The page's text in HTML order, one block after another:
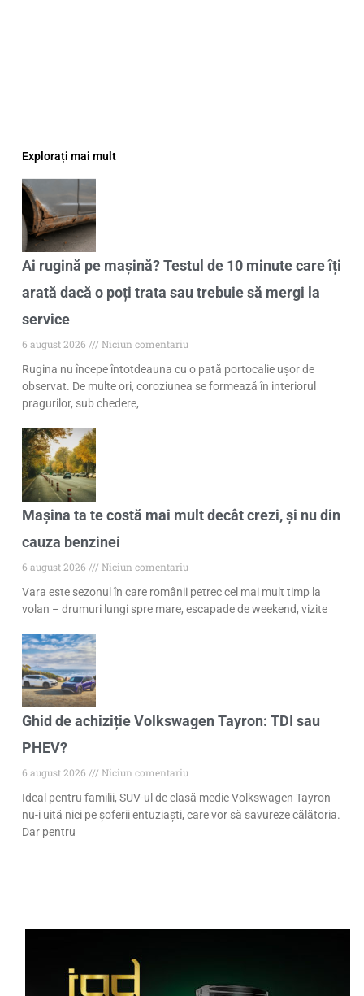
Explorați mai mult
Ai rugină pe mașină? Testul de 10 minute care îți
arată dacă o poți trata sau trebuie să mergi la
service
6 august 2026
Niciun comentariu
Rugina nu începe întotdeauna cu o pată portocalie ușor de
observat. De multe ori, coroziunea se formează în interiorul
pragurilor, sub chedere,
Mașina ta te costă mai mult decât crezi, și nu din
cauza benzinei
6 august 2026
Niciun comentariu
Vara este sezonul în care românii petrec cel mai mult timp la
volan – drumuri lungi spre mare, escapade de weekend, vizite
Ghid de achiziție Volkswagen Tayron: TDI sau
PHEV?
6 august 2026
Niciun comentariu
Ideal pentru familii, SUV-ul de clasă medie Volkswagen Tayron
nu-i uită nici pe șoferii entuziaști, care vor să savureze călătoria.
Dar pentru